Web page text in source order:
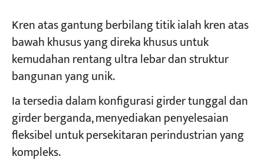
Kren atas gantung berbilang titik ialah kren atas
bawah khusus yang direka khusus untuk
kemudahan rentang ultra lebar dan struktur
bangunan yang unik.
Ia tersedia dalam konfigurasi girder tunggal dan
girder berganda, menyediakan penyelesaian
fleksibel untuk persekitaran perindustrian yang
kompleks.